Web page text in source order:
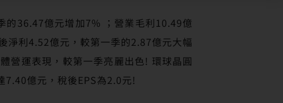
的36.47億元增加7% ；營業毛利10.49億
淨利4.52億元，較第一季的2.87億元大幅
營運表現，較第一季亮麗出色! 環球晶圓
億元，稅後EPS為2.0元!